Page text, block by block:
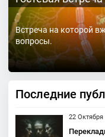
Встреча на которой
вопросы.
Последние
22 Октября